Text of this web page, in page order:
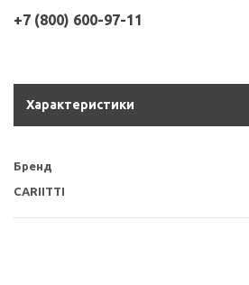
+7 (800) 600-97-11
Характеристики
Бренд
CARIITTI